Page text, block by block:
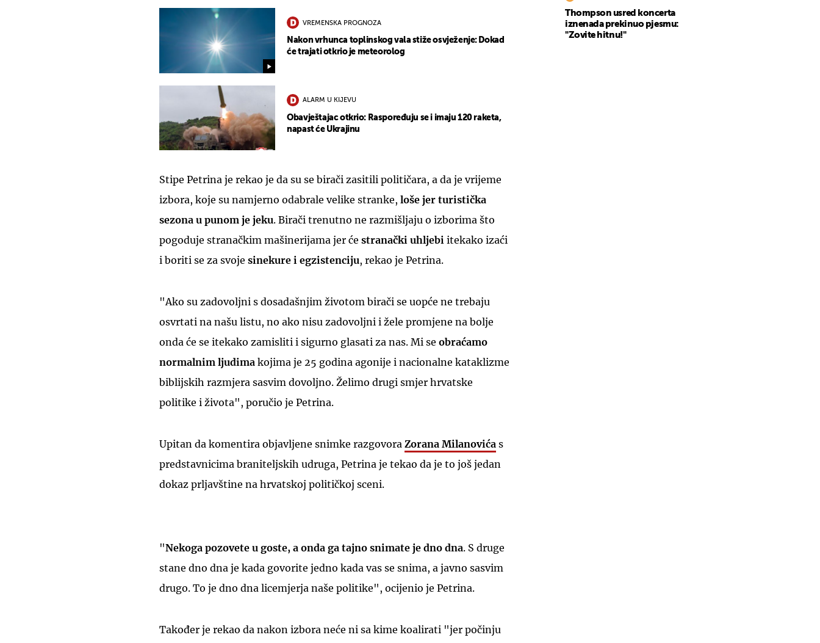
VREMENSKA PROGNOZA
Nakon vrhunca toplinskog vala stiže osvježenje: Dokad
će trajati otkrio je meteorolog
ALARM U KIJEVU
Obavještajac otkrio: Raspoređuju se i imaju 120 raketa,
napast će Ukrajinu
Stipe Petrina je rekao je da su se birači zasitili političara, a da je vrijeme
izbora, koje su namjerno odabrale velike stranke, loše jer turistička
sezona u punom je jeku. Birači trenutno ne razmišljaju o izborima što
pogoduje stranačkim mašinerijama jer će stranački uhljebi itekako izaći
i boriti se za svoje sinekure i egzistenciju, rekao je Petrina.
"Ako su zadovoljni s dosadašnjim životom birači se uopće ne trebaju
osvrtati na našu listu, no ako nisu zadovoljni i žele promjene na bolje
onda će se itekako zamisliti i sigurno glasati za nas. Mi se obraćamo
normalnim ljudima kojima je 25 godina agonije i nacionalne kataklizme
biblijskih razmjera sasvim dovoljno. Želimo drugi smjer hrvatske
politike i života", poručio je Petrina.
Upitan da komentira objavljene snimke razgovora Zorana Milanovića s
predstavnicima braniteljskih udruga, Petrina je tekao da je to još jedan
dokaz prljavštine na hrvatskoj političkoj sceni.
"Nekoga pozovete u goste, a onda ga tajno snimate je dno dna. S druge
stane dno dna je kada govorite jedno kada vas se snima, a javno sasvim
drugo. To je dno dna licemjerja naše politike", ocijenio je Petrina.
Također je rekao da nakon izbora neće ni sa kime koalirati "jer počinju
Thompson usred koncerta
iznenada prekinuo pjesmu:
"Zovite hitnu!"
UKLJUČITE NOTIFIKACIJE